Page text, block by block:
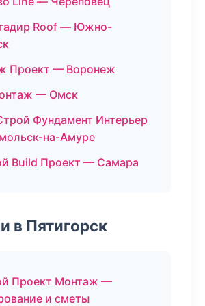
Roof — Южно-
Проект — Воронеж
— Омск
Фундамент Интерьер
на-Амуре
Build Проект — Самара
в Пятигорск
Проект Монтаж —
и сметы